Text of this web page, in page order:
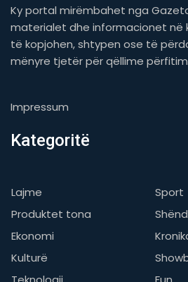
Ky portal mirëmbahet nga
materialet dhe informacionet në
të kopjohen, shtypen ose të
mënyre tjetër për qëllime
Impressum
Kategoritë
Lajme
Sport
Produktet tona
Ekonomi
Kulturë